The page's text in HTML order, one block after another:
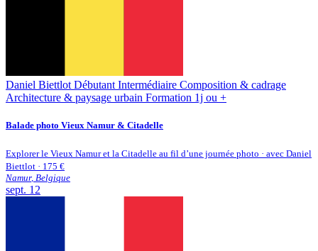
Daniel Biettlot Débutant Intermédiaire Composition & cadrage
Architecture & paysage urbain Formation 1j ou +
Balade photo Vieux Namur & Citadelle
Explorer le Vieux Namur et la Citadelle au fil d’une journée photo · avec Daniel
Biettlot · 175 €
Namur, Belgique
sept. 12